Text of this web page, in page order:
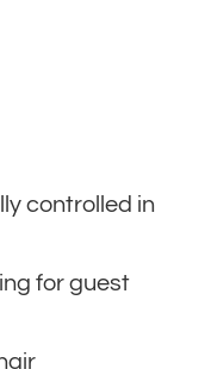
controlled in
for guest